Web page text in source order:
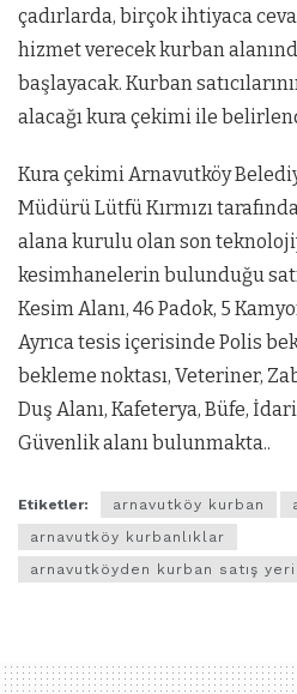
çadırlarda, birçok ihtiyaca
hizmet verecek kurban
başlayacak. Kurban
alacağı kura çekimi ile
Kura çekimi Arnavutköy
Müdürü Lütfü Kırmızı
alana kurulu olan son
kesimhanelerin bulunduğu
Kesim Alanı, 46 Padok, 5
Ayrıca tesis içerisinde Polis
bekleme noktası, Veteriner,
Duş Alanı, Kafeterya, Büfe,
Güvenlik alanı bulunmakta..
Etiketler: arnavutköy kurban
arnavutköy kurbanlıklar
arnavutköyden kurban satış yeri